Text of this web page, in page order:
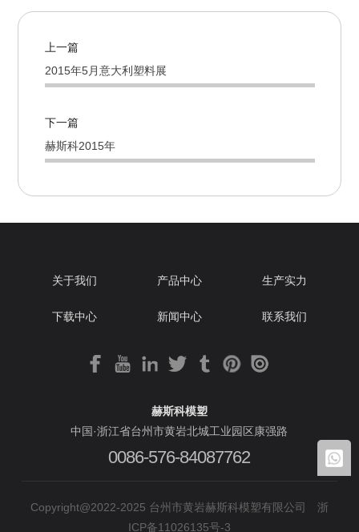
上一篇
2015年5月意大利塑料展
下一篇
赫斯科2015年
关于我们 产品中心 生产实力
下载中心 新闻中心 联系我们
赫斯科模塑
中国·浙江省台州市黄岩北城工业园区康强路
0086-576-84087762
Copyright@2022-2025 台州市黄岩赫斯科模塑有限公司
浙
ICP备11026135号-3